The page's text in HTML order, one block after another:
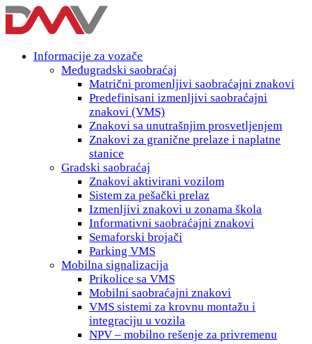
Informacije za vozače
Međugradski saobraćaj
Matrični promenljivi saobraćajni znakovi
Predefinisani izmenljivi saobraćajni
znakovi (VMS)
Znakovi sa unutrašnjim prosvetljenjem
Znakovi za granične prelaze i naplatne
stanice
Gradski saobraćaj
Znakovi aktivirani vozilom
Sistem za pešački prelaz
Izmenljivi znakovi u zonama škola
Informativni saobraćajni znakovi
Semaforski brojači
Parking VMS
Mobilna signalizacija
Prikolice sa VMS
Mobilni saobraćajni znakovi
VMS sistemi za krovnu montažu i
integraciju u vozila
NPV – mobilno rešenje za privremenu